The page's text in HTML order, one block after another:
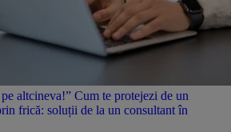
altcineva!” Cum te protejezi de un
frică: soluții de la un consultant în